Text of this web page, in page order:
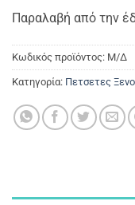
Παραλαβή από την
Κωδικός προϊόντος: Μ/Δ
Κατηγορία: Πετσετες